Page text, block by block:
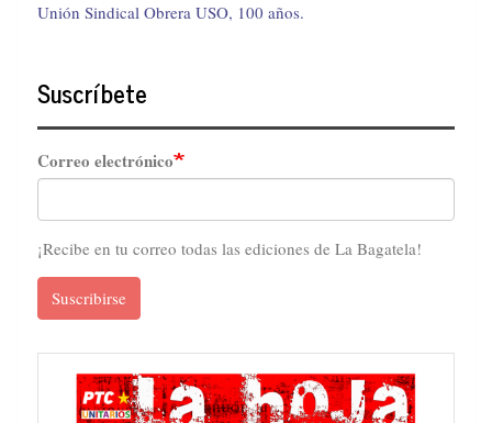
Unión Sindical Obrera USO, 100 años.
Suscríbete
Correo electrónico
¡Recibe en tu correo todas las ediciones de La Bagatela!
Suscribirse